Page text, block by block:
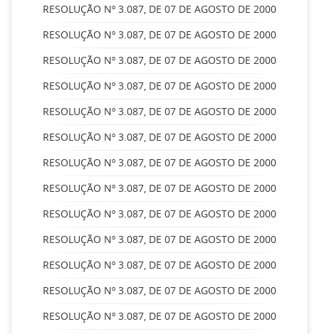
RESOLUÇÃO Nº 3.087, DE 07 DE AGOSTO DE 2000
RESOLUÇÃO Nº 3.087, DE 07 DE AGOSTO DE 2000
RESOLUÇÃO Nº 3.087, DE 07 DE AGOSTO DE 2000
RESOLUÇÃO Nº 3.087, DE 07 DE AGOSTO DE 2000
RESOLUÇÃO Nº 3.087, DE 07 DE AGOSTO DE 2000
RESOLUÇÃO Nº 3.087, DE 07 DE AGOSTO DE 2000
RESOLUÇÃO Nº 3.087, DE 07 DE AGOSTO DE 2000
RESOLUÇÃO Nº 3.087, DE 07 DE AGOSTO DE 2000
RESOLUÇÃO Nº 3.087, DE 07 DE AGOSTO DE 2000
RESOLUÇÃO Nº 3.087, DE 07 DE AGOSTO DE 2000
RESOLUÇÃO Nº 3.087, DE 07 DE AGOSTO DE 2000
RESOLUÇÃO Nº 3.087, DE 07 DE AGOSTO DE 2000
RESOLUÇÃO Nº 3.087, DE 07 DE AGOSTO DE 2000